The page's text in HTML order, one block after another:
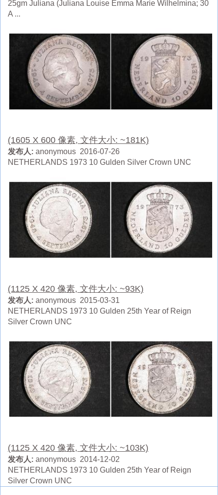
25gm Juliana (Juliana Louise Emma Marie Wilhelmina; 30
A ...
(1605 X 600 像素, 文件大小: ~181K)
发布人: anonymous 2016-07-26
NETHERLANDS 1973 10 Gulden Silver Crown UNC
(1125 X 420 像素, 文件大小: ~93K)
发布人: anonymous 2015-03-31
NETHERLANDS 1973 10 Gulden 25th Year of Reign
Silver Crown UNC
(1125 X 420 像素, 文件大小: ~103K)
发布人: anonymous 2014-12-02
NETHERLANDS 1973 10 Gulden 25th Year of Reign
Silver Crown UNC